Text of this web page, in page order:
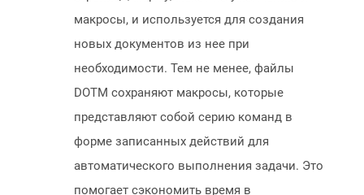
макросы, и используется для создания
новых документов из нее при
необходимости. Тем не менее, файлы
DOTM сохраняют макросы, которые
представляют собой серию команд в
форме записанных действий для
автоматического выполнения задачи. Это
помогает сэкономить время в